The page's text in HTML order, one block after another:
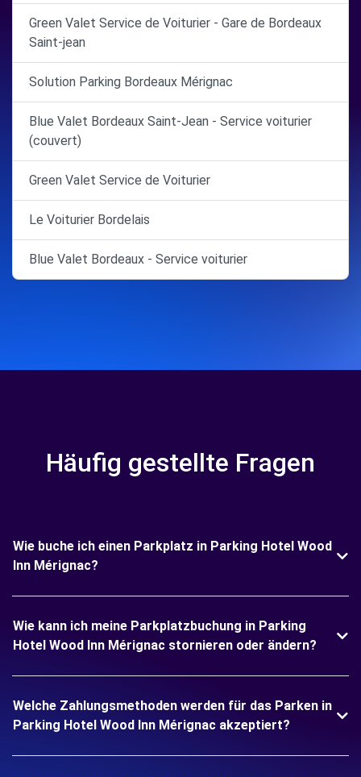
Green Valet Service de Voiturier - Gare de Bordeaux
Saint-jean
Solution Parking Bordeaux Mérignac
Blue Valet Bordeaux Saint-Jean - Service voiturier
(couvert)
Green Valet Service de Voiturier
Le Voiturier Bordelais
Blue Valet Bordeaux - Service voiturier
Häufig gestellte Fragen
Wie buche ich einen Parkplatz in Parking Hotel Wood
Inn Mérignac?
Wie kann ich meine Parkplatzbuchung in Parking
Hotel Wood Inn Mérignac stornieren oder ändern?
Welche Zahlungsmethoden werden für das Parken in
Parking Hotel Wood Inn Mérignac akzeptiert?